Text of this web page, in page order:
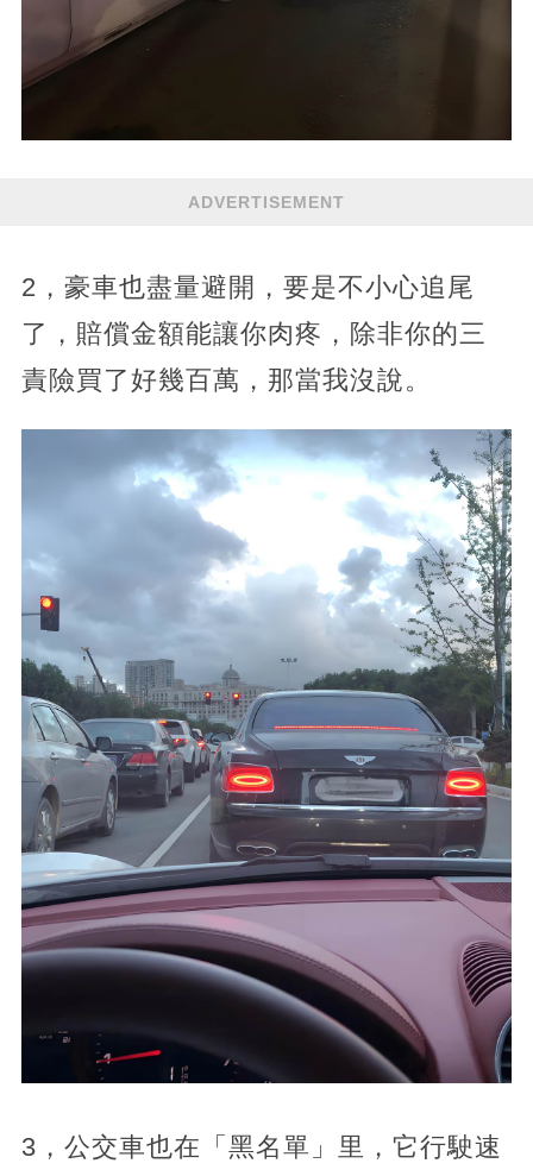
ADVERTISEMENT
2，豪車也盡量避開，要是不小心追尾
了，賠償金額能讓你肉疼，除非你的三
責險買了好幾百萬，那當我沒說。
3，公交車也在「黑名單」里，它行駛速